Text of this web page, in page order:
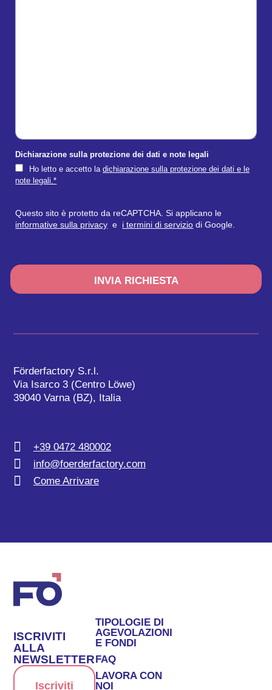
Dichiarazione sulla protezione dei dati e note legali
Ho letto e accetto ladichiarazione sulla protezione dei dati e le
note legali.*
Questo sito è protetto da reCAPTCHA. Si applicano le
informative sulla privacy e i termini di servizio di Google.
INVIA RICHIESTA
Förderfactory S.r.l.
Via Isarco 3 (Centro Löwe)
39040 Varna (BZ), Italia
+39 0472 480002
info@foerderfactory.com
Come Arrivare
TIPOLOGIE DI
AGEVOLAZIONI
E FONDI
FAQ
LAVORA CON
NOI
ISCRIVITI
ALLA
NEWSLETTER
Iscriviti